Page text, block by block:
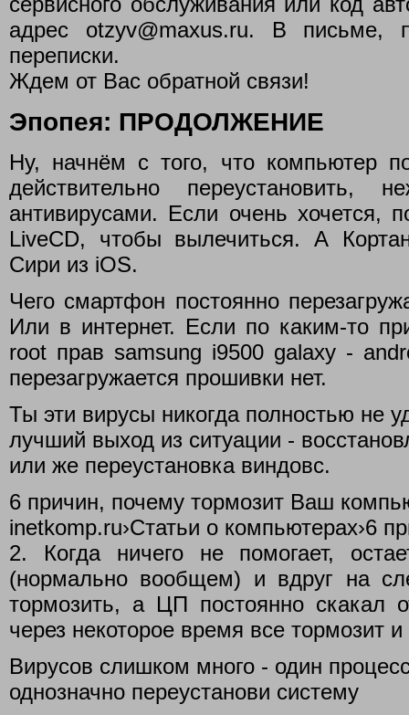
адрес otzyv@maxus.ru. В письме,
переписки.
Ждем от Вас обратной связи!
Эпопея: ПРОДОЛЖЕНИЕ
Ну, начнём с того, что компьютер
действительно переустановить,
антивирусами. Если очень хочется,
LiveCD, чтобы вылечиться. А
Сири из iOS.
Чего смартфон постоянно
Или в интернет. Если по каким-то
root прав samsung i9500 galaxy -
перезагружается прошивки нет.
Ты эти вирусы никогда полностью не
лучший выход из ситуации -
или же переустановка виндовс.
6 причин, почему тормозит Ваш
inetkomp.ru›Статьи о компьютерах›6
2. Когда ничего не помогает,
(нормально вообщем) и вдруг на
тормозить, а ЦП постоянно скакал
через некоторое время все тормозит
Вирусов слишком много - один
однозначно переустанови систему